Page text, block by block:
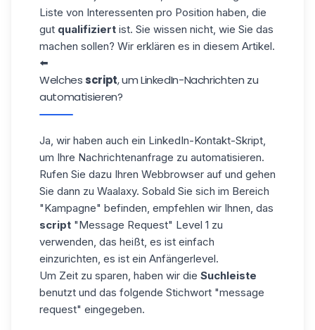
Liste von Interessenten pro Position haben, die
gut qualifiziert ist. Sie wissen nicht, wie Sie das
machen sollen? Wir erklären es in diesem Artikel.
⬅️
Welches script, um LinkedIn-Nachrichten zu
automatisieren?
Ja, wir haben auch ein LinkedIn-Kontakt-Skript,
um Ihre Nachrichtenanfrage zu automatisieren.
Rufen Sie dazu Ihren Webbrowser auf und gehen
Sie dann zu Waalaxy. Sobald Sie sich im Bereich
"Kampagne" befinden, empfehlen wir Ihnen, das
script "Message Request" Level 1 zu
verwenden, das heißt, es ist einfach
einzurichten, es ist ein Anfängerlevel.
Um Zeit zu sparen, haben wir die Suchleiste
benutzt und das folgende Stichwort "message
request" eingegeben.